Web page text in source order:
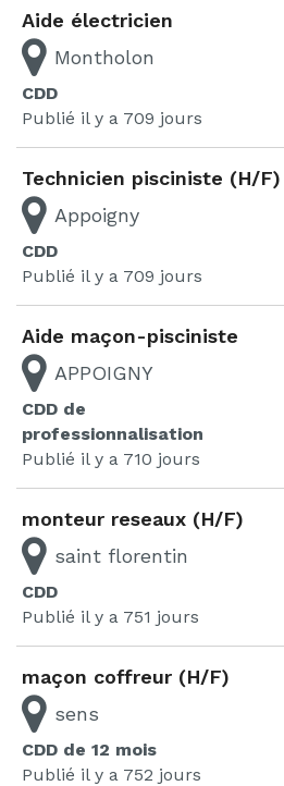
Aide électricien
Montholon
CDD
Publié il y a 709 jours
Technicien pisciniste (H/F)
Appoigny
CDD
Publié il y a 709 jours
Aide maçon-pisciniste
APPOIGNY
CDD de
professionnalisation
Publié il y a 710 jours
monteur reseaux (H/F)
saint florentin
CDD
Publié il y a 751 jours
maçon coffreur (H/F)
sens
CDD de 12 mois
Publié il y a 752 jours
Pagination
des
publications